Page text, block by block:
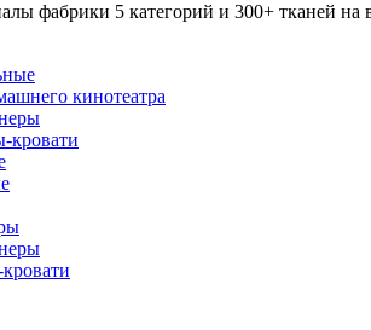
фабрики 5 категорий и 300+ тканей на
кинотеатра
кровати